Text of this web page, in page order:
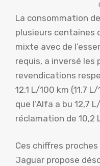
La consommation
plusieurs centaines
mixte avec de
requis, a inversé
revendications
12,1 L/100 km (11,7
que l’Alfa a bu 12,7
réclamation de 10,2
Ces chiffres
Jaguar propose